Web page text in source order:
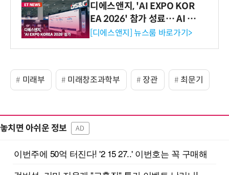
디에스앤지, 'AI EXPO KOR
EA 2026' 참가 성료… AI 전
생애주기 아우르는 통합 솔루
[디에스앤지] 뉴스룸 바로가기>
미래부 미래창조과학부 장관 최문기
놓치면 아쉬운 정보 AD